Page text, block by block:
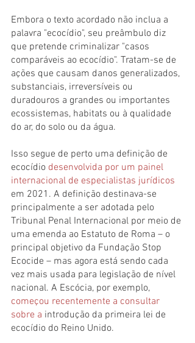
Embora o texto acordado não inclua a
palavra "ecocídio", seu preâmbulo diz
que pretende criminalizar "casos
comparáveis ao ecocídio". Tratam-se de
ações que causam danos generalizados,
substanciais, irreversíveis ou
duradouros a grandes ou importantes
ecossistemas, habitats ou à qualidade
do ar, do solo ou da água.
Isso segue de perto uma definição de
ecocídio desenvolvida por um painel
internacional de especialistas jurídicos
em 2021. A definição destinava-se
principalmente a ser adotada pelo
Tribunal Penal Internacional por meio de
uma emenda ao Estatuto de Roma – o
principal objetivo da Fundação Stop
Ecocide – mas agora está sendo cada
vez mais usada para legislação de nível
nacional. A Escócia, por exemplo,
começou recentemente a consultar
sobre a introdução da primeira lei de
ecocídio do Reino Unido.